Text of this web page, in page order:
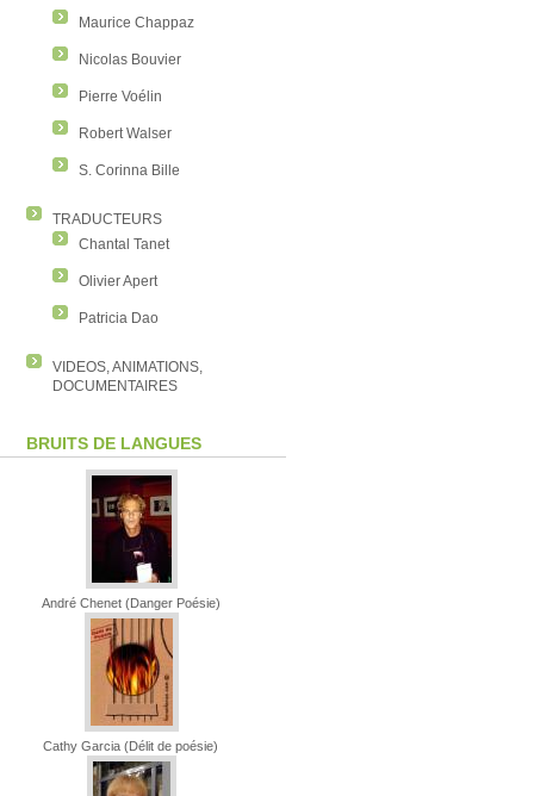
Maurice Chappaz
Nicolas Bouvier
Pierre Voélin
Robert Walser
S. Corinna Bille
TRADUCTEURS
Chantal Tanet
Olivier Apert
Patricia Dao
VIDEOS, ANIMATIONS,
DOCUMENTAIRES
BRUITS DE LANGUES
André Chenet (Danger Poésie)
Cathy Garcia (Délit de poésie)